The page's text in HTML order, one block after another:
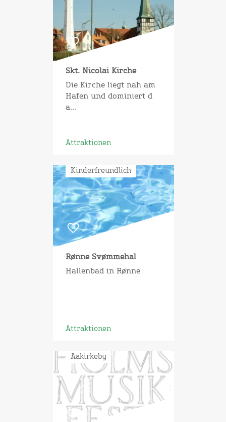
Skt. Nicolai Kirche
Die Kirche liegt nah am
Hafen und dominiert d
a...
Attraktionen
Kinderfreundlich
Rønne Svømmehal
Hallenbad in Rønne
Attraktionen
Aakirkeby